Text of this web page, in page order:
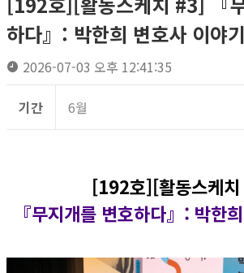
하다』: 박한희 변호사 이야기
2026-07-03 오후 12:41:35
기간 6월
[192호][활동스케
『무지개를 변호하다』: 박한